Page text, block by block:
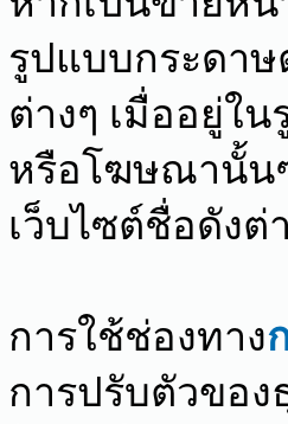
รูปแบบกระดา
ต่างๆ เมื่ออยู่ใ
หรือโฆษณานั้น
เว็บไซต์ชื่อดัง
การใช้ช่องทาง
การปรับตัวของ